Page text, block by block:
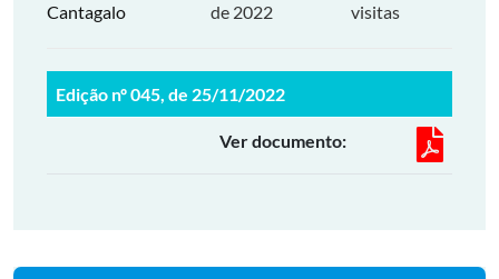
Cantagalo
de 2022
visitas
Edição nº 045, de 25/11/2022
Ver documento: